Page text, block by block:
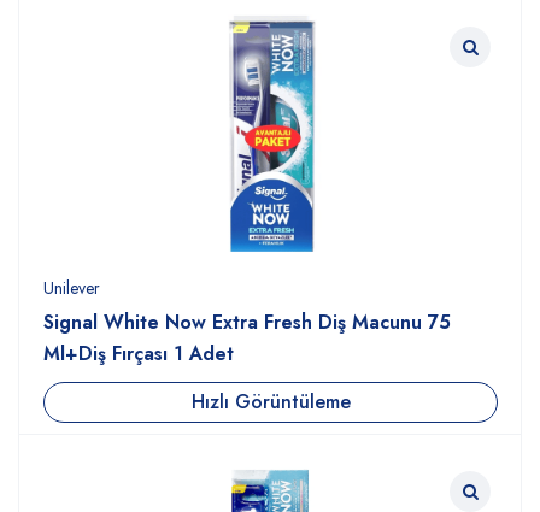
Unilever
Signal White Now Extra Fresh Diş Macunu 75
Ml+Diş Fırçası 1 Adet
Hızlı Görüntüleme